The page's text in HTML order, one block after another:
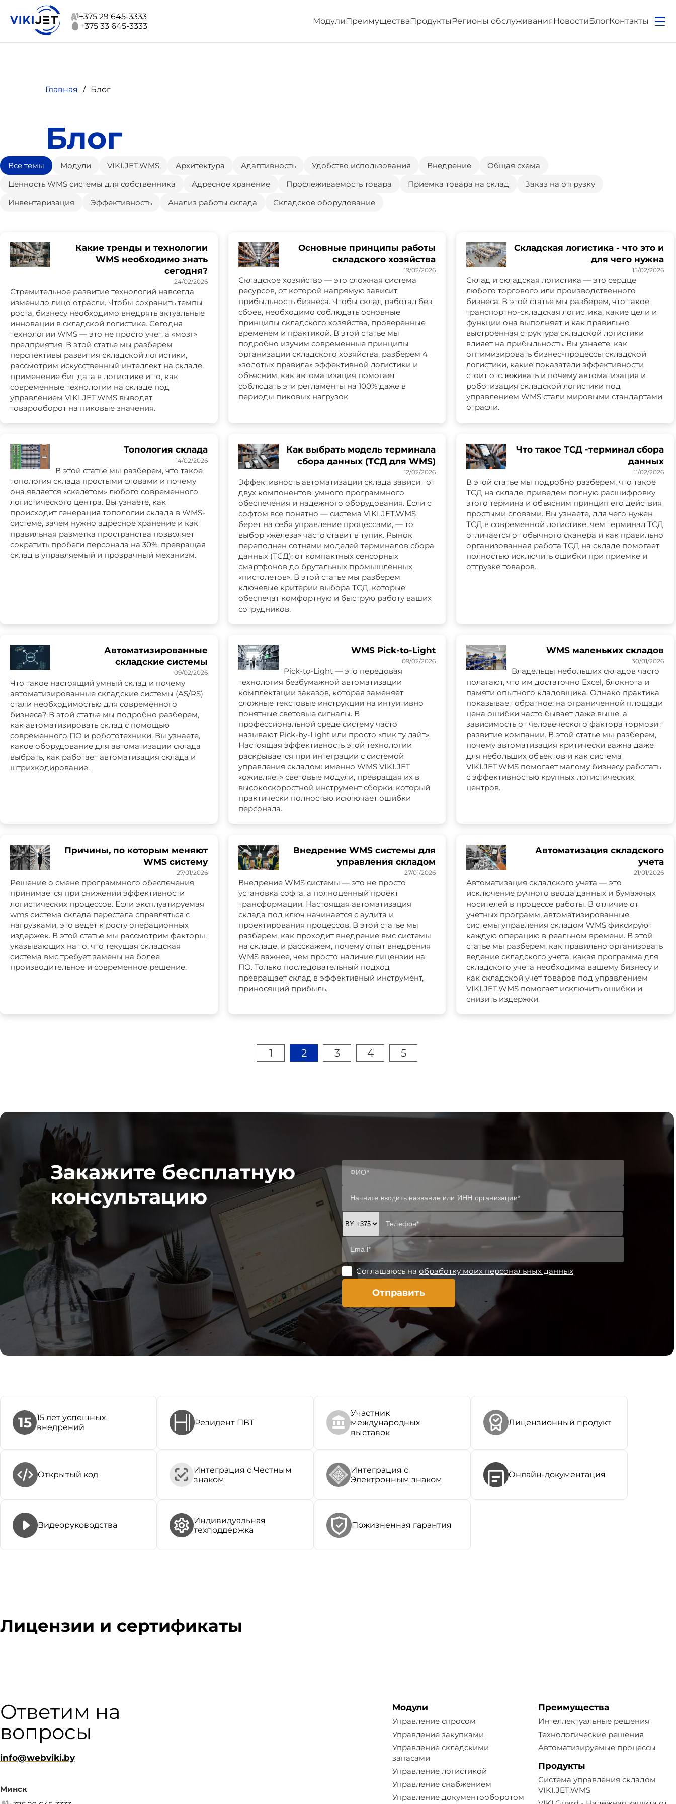
+375 29 645-3333
+375 33 645-3333
МодулиПреимуществаПродукты Регионы обслуживания НовостиБлогКонтакты
Главная Блог
Блог
Все темы Модули VIKI.JET.WMS Архитектура Адаптивность Удобство использования Внедрение
Общая схема
Ценность WMS системы для собственника
Адресное хранение Прослеживаемость товара Приемка товара на склад
Заказ на отгрузку
Инвентаризация
Эффективность Анализ работы склада Складское оборудование
Какие тренды и технологии
WMS необходимо знать
сегодня?
24/02/2026
Стремительное развитие технологий навсегда
изменило лицо отрасли. Чтобы сохранить темпы
роста, бизнесу необходимо внедрять актуальные
инновации в складской логистике. Сегодня
технологии WMS — это не просто учет, а «мозг»
предприятия. В этой статье мы разберем
перспективы развития складской логистики,
рассмотрим искусственный интеллект на складе,
применение биг дата в логистике и то, как
современные технологии на складе под
управлением VIKI.JET.WMS выводят
товарооборот на пиковые значения.
Основные принципы работы
складского хозяйства
19/02/2026
Складское хозяйство — это сложная система
ресурсов, от которой напрямую зависит
прибыльность бизнеса. Чтобы склад работал без
сбоев, необходимо соблюдать основные
принципы складского хозяйства, проверенные
временем и практикой. В этой статье мы
подробно изучим современные принципы
организации складского хозяйства, разберем 4
«золотых правила» эффективной логистики и
объясним, как автоматизация помогает
соблюдать эти регламенты на 100% даже в
периоды пиковых нагрузок
Складская логистика - что это и
для чего нужна
15/02/2026
Склад и складская логистика — это сердце
любого торгового или производственного
бизнеса. В этой статье мы разберем, что такое
транспортно-складская логистика, какие цели и
функции она выполняет и как правильно
выстроенная структура складской логистики
влияет на прибыльность. Вы узнаете, как
оптимизировать бизнес-процессы складской
логистики, какие показатели эффективности
стоит отслеживать и почему автоматизация и
роботизация складской логистики под
управлением WMS стали мировыми стандартами
отрасли.
Топология склада
14/02/2026
В этой статье мы разберем, что такое
топология склада простыми словами и почему
она является «скелетом» любого современного
логистического центра. Вы узнаете, как
происходит генерация топологии склада в WMS-
системе, зачем нужно адресное хранение и как
правильная разметка пространства позволяет
сократить пробеги персонала на 30%, превращая
склад в управляемый и прозрачный механизм.
Как выбрать модель терминала
сбора данных (ТСД для WMS)
12/02/2026
Эффективность автоматизации склада зависит от
двух компонентов: умного программного
обеспечения и надежного оборудования. Если с
софтом все понятно — система VIKI.JET.WMS
берет на себя управление процессами, — то
выбор «железа» часто ставит в тупик. Рынок
переполнен сотнями моделей терминалов сбора
данных (ТСД): от компактных сенсорных
смартфонов до брутальных промышленных
«пистолетов». В этой статье мы разберем
ключевые критерии выбора ТСД, которые
обеспечат комфортную и быструю работу ваших
сотрудников.
Что такое ТСД -терминал сбора
данных
11/02/2026
В этой статье мы подробно разберем, что такое
ТСД на складе, приведем полную расшифровку
этого термина и объясним принцип его действия
простыми словами. Вы узнаете, для чего нужен
ТСД в современной логистике, чем терминал ТСД
отличается от обычного сканера и как правильно
организованная работа ТСД на складе помогает
полностью исключить ошибки при приемке и
отгрузке товаров.
Автоматизированные
складские системы
09/02/2026
Что такое настоящий умный склад и почему
автоматизированные складские системы (AS/RS)
стали необходимостью для современного
бизнеса? В этой статье мы подробно разберем,
как автоматизировать склад с помощью
современного ПО и робототехники. Вы узнаете,
какое оборудование для автоматизации склада
выбрать, как работает автоматизация склада и
штрихкодирование.
WMS Pick-to-Light
09/02/2026
Pick-to-Light — это передовая
технология безбумажной автоматизации
комплектации заказов, которая заменяет
сложные текстовые инструкции на интуитивно
понятные световые сигналы. В
профессиональной среде систему часто
называют Pick-by-Light или просто «пик ту лайт».
Настоящая эффективность этой технологии
раскрывается при интеграции с системой
управления складом: именно WMS VIKI.JET
«оживляет» световые модули, превращая их в
высокоскоростной инструмент сборки, который
практически полностью исключает ошибки
персонала.
WMS маленьких складов
30/01/2026
Владельцы небольших складов часто
полагают, что им достаточно Excel, блокнота и
памяти опытного кладовщика. Однако практика
показывает обратное: на ограниченной площади
цена ошибки часто бывает даже выше, а
зависимость от человеческого фактора тормозит
развитие компании. В этой статье мы разберем,
почему автоматизация критически важна даже
для небольших объектов и как система
VIKI.JET.WMS помогает малому бизнесу работать
с эффективностью крупных логистических
центров.
Причины, по которым меняют
WMS систему
27/01/2026
Решение о смене программного обеспечения
принимается при снижении эффективности
логистических процессов. Если эксплуатируемая
wms система склада перестала справляться с
нагрузками, это ведет к росту операционных
издержек. В этой статье мы рассмотрим факторы,
указывающих на то, что текущая складская
система вмс требует замены на более
производительное и современное решение.
Внедрение WMS системы для
управления складом
27/01/2026
Внедрение WMS системы — это не просто
установка софта, а полноценный проект
трансформации. Настоящая автоматизация
склада под ключ начинается с аудита и
проектирования процессов. В этой статье мы
разберем, как проходит внедрение вмс системы
на складе, и расскажем, почему опыт внедрения
WMS важнее, чем просто наличие лицензии на
ПО. Только последовательный подход
превращает склад в эффективный инструмент,
приносящий прибыль.
Автоматизация складского
учета
21/01/2026
Автоматизация складского учета — это
исключение ручного ввода данных и бумажных
носителей в процессе работы. В отличие от
учетных программ, автоматизированные
системы управления складом WMS фиксируют
каждую операцию в реальном времени. В этой
статье мы разберем, как правильно организовать
ведение складского учета, какая программа для
складского учета необходима вашему бизнесу и
как складской учет товаров под управлением
VIKI.JET.WMS помогает исключить ошибки и
снизить издержки.
1 2 3 4 5
Закажите бесплатную
консультацию
Соглашаюсь на обработку моих персональных данных
Отправить
15 лет успешных
внедрений
Резидент ПВТ
Участник
международных
выставок
Лицензионный продукт
Открытый код
Интеграция с Честным
знаком
Интеграция с
Электронным знаком
Онлайн-документация
Видеоруководства
Индивидуальная
техподдержка
Пожизненная гарантия
Лицензии и сертификаты
Ответим на
вопросы
info@webviki.by
Минск
Модули
Управление спросом
Управление закупками
Управление складскими
запасами
Управление логистикой
Управление снабжением
Управление документооборотом
Преимущества
Интеллектуальные решения
Технологические решения
Автоматизируемые процессы
Продукты
Система управления складом
VIKI.JET.WMS